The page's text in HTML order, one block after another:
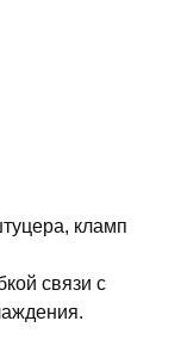
кламп
связи с